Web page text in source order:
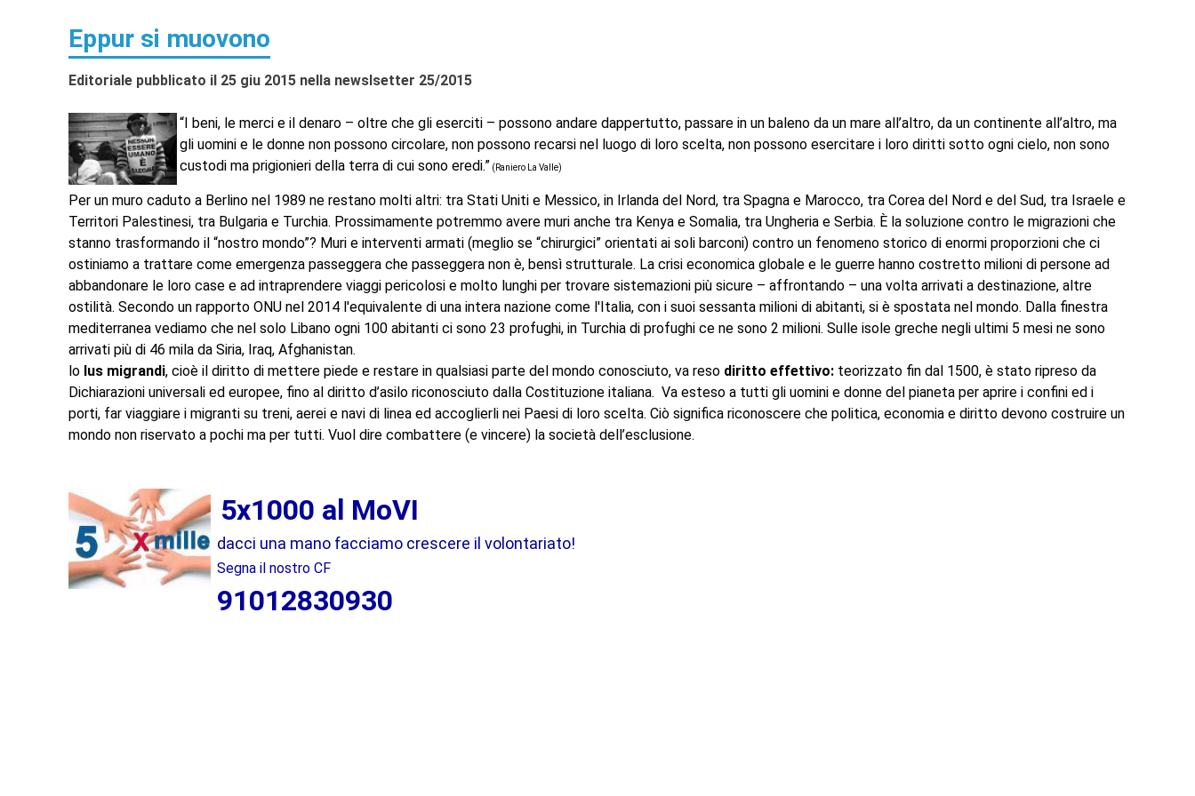
Eppur si muovono
Editoriale pubblicato il 25 giu 2015 nella newslsetter 25/2015
“I beni, le merci e il denaro – oltre che gli eserciti – possono andare dappertutto, passare in un baleno da un mare all’altro, da un continente all’altro, ma
gli uomini e le donne non possono circolare, non possono recarsi nel luogo di loro scelta, non possono esercitare i loro diritti sotto ogni cielo, non sono
custodi ma prigionieri della terra di cui sono eredi.” (Raniero La Valle)
Per un muro caduto a Berlino nel 1989 ne restano molti altri: tra Stati Uniti e Messico, in Irlanda del Nord, tra Spagna e Marocco, tra Corea del Nord e del Sud, tra Israele e
Territori Palestinesi, tra Bulgaria e Turchia. Prossimamente potremmo avere muri anche tra Kenya e Somalia, tra Ungheria e Serbia. È la soluzione contro le migrazioni che
stanno trasformando il “nostro mondo”? Muri e interventi armati (meglio se “chirurgici” orientati ai soli barconi) contro un fenomeno storico di enormi proporzioni che ci
ostiniamo a trattare come emergenza passeggera che passeggera non è, bensì strutturale. La crisi economica globale e le guerre hanno costretto milioni di persone ad
abbandonare le loro case e ad intraprendere viaggi pericolosi e molto lunghi per trovare sistemazioni più sicure – affrontando – una volta arrivati a destinazione, altre
ostilità. Secondo un rapporto ONU nel 2014 l'equivalente di una intera nazione come l'Italia, con i suoi sessanta milioni di abitanti, si è spostata nel mondo. Dalla finestra
mediterranea vediamo che nel solo Libano ogni 100 abitanti ci sono 23 profughi, in Turchia di profughi ce ne sono 2 milioni. Sulle isole greche negli ultimi 5 mesi ne sono
arrivati più di 46 mila da Siria, Iraq, Afghanistan.
lo Ius migrandi, cioè il diritto di mettere piede e restare in qualsiasi parte del mondo conosciuto, va reso diritto effettivo: teorizzato fin dal 1500, è stato ripreso da
Dichiarazioni universali ed europee, fino al diritto d’asilo riconosciuto dalla Costituzione italiana. Va esteso a tutti gli uomini e donne del pianeta per aprire i confini ed i
porti, far viaggiare i migranti su treni, aerei e navi di linea ed accoglierli nei Paesi di loro scelta. Ciò significa riconoscere che politica, economia e diritto devono costruire un
mondo non riservato a pochi ma per tutti. Vuol dire combattere (e vincere) la società dell’esclusione.
5x1000 al MoVI
dacci una mano facciamo crescere il volontariato!
Segna il nostro CF
91012830930